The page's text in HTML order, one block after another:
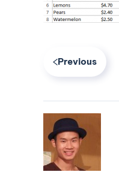
Previous